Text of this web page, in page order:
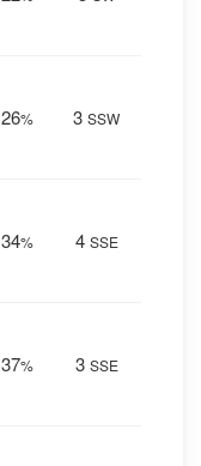
26% 3 SSW
34% 4 SSE
37% 3 SSE